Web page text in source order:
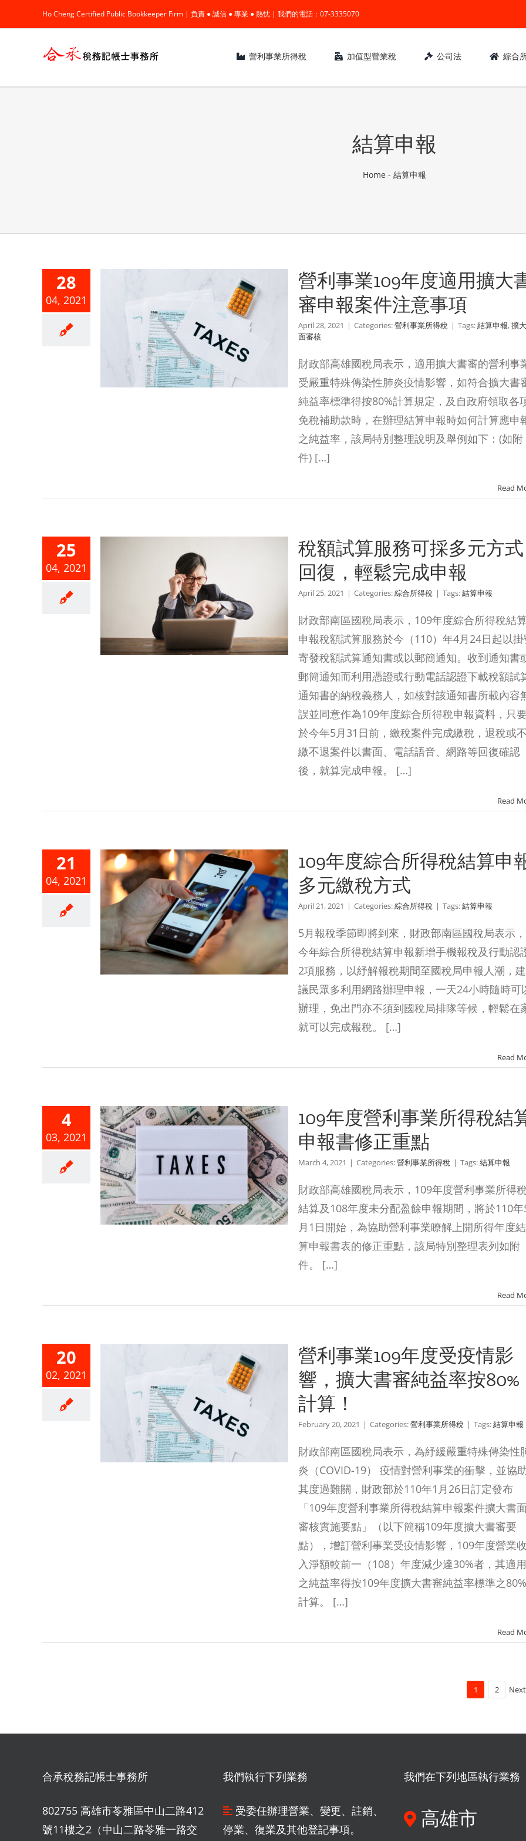
to
Ho Cheng Certified Public Bookkeeper Firm | 負責 ● 誠信 ● 專業 ● 熱忱 | 我們的電話：07-3335070
營利事業所得稅 加值型營業稅 公司法 綜合
結算申報
Home - 結算申報
28
04, 2021
年度適用
報案件注
營利事業109年度適用擴大
審申報案件注意事項
April 28, 2021 | Categories:營利事業所得稅 | Tags:結算申報,擴
面審核
財政部高雄國稅局表示，適用擴大書審的營利事
受嚴重特殊傳染性肺炎疫情影響，如符合擴大書
純益率標準得按80%計算規定，及自政府領取各
免稅補助款時，在辦理結算申報時如何計算應申
之純益率，該局特別整理說明及舉例如下：(如附
件) […]
Read
25
04, 2021
務可採多
，輕鬆完
稅額試算服務可採多元方式
回復，輕鬆完成申報
April 25, 2021 | Categories:綜合所得稅 | Tags:結算申報
財政部南區國稅局表示，109年度綜合所得稅結
申報稅額試算服務於今（110）年4月24日起以掛
寄發稅額試算通知書或以郵簡通知。收到通知書
郵簡通知而利用憑證或行動電話認證下載稅額試
通知書的納稅義務人，如核對該通知書所載內容
誤並同意作為109年度綜合所得稅申報資料，只
於今年5月31日前，繳稅案件完成繳稅，退稅或不
繳不退案件以書面、電話語音、網路等回復確認
後，就算完成申報。 […]
Read
21
04, 2021
所得稅結
109年度綜合所得稅結算申
多元繳稅方式
April 21, 2021 | Categories:綜合所得稅 | Tags:結算申報
5月報稅季節即將到來，財政部南區國稅局表示，
今年綜合所得稅結算申報新增手機報稅及行動認
2項服務，以紓解報稅期間至國稅局申報人潮，建
議民眾多利用網路辦理申報，一天24小時隨時可
辦理，免出門亦不須到國稅局排隊等候，輕鬆在
就可以完成報稅。 […]
Read
4
03, 2021
事業所得
書修正重
109年度營利事業所得稅結
申報書修正重點
March 4, 2021 | Categories:營利事業所得稅 | Tags:結算申報
財政部高雄國稅局表示，109年度營利事業所得稅
結算及108年度未分配盈餘申報期間，將於110
月1日開始，為協助營利事業瞭解上開所得年度結
算申報書表的修正重點，該局特別整理表列如附
件。 […]
Read
20
02, 2021
年度受疫
大書審純
營利事業109年度受疫情影
響，擴大書審純益率按80%
計算！
February 20, 2021 | Categories:營利事業所得稅 | Tags:結算申報
財政部南區國稅局表示，為紓緩嚴重特殊傳染性
炎（COVID-19） 疫情對營利事業的衝擊，並協
其度過難關，財政部於110年1月26日訂定發布
「109年度營利事業所得稅結算申報案件擴大書
審核實施要點」（以下簡稱109年度擴大書審要
點），增訂營利事業受疫情影響，109年度營業收
入淨額較前一（108）年度減少達30%者，其適用
之純益率得按109年度擴大書審純益率標準之80%
計算。 […]
Read
1 2 Next
合承稅務記帳士事務所
802755 高雄市苓雅區中山二路412
號11樓之2（中山二路苓雅一路交
我們執行下列業務
受委任辦理營業、變更、註銷、
停業、復業及其他登記事項。
我們在下列地區執行業務
高雄市